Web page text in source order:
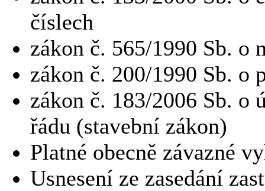
číslech
zákon č. 565/1990 Sb. o
zákon č. 200/1990 Sb. o
zákon č. 183/2006 Sb. o
řádu (stavební zákon)
Platné obecně závazné
Usnesení ze zasedání